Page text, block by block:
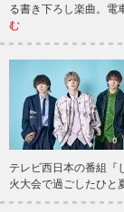
る書き下ろし楽曲。電
む
テレビ西日本の番組『
火大会で過ごしたひ